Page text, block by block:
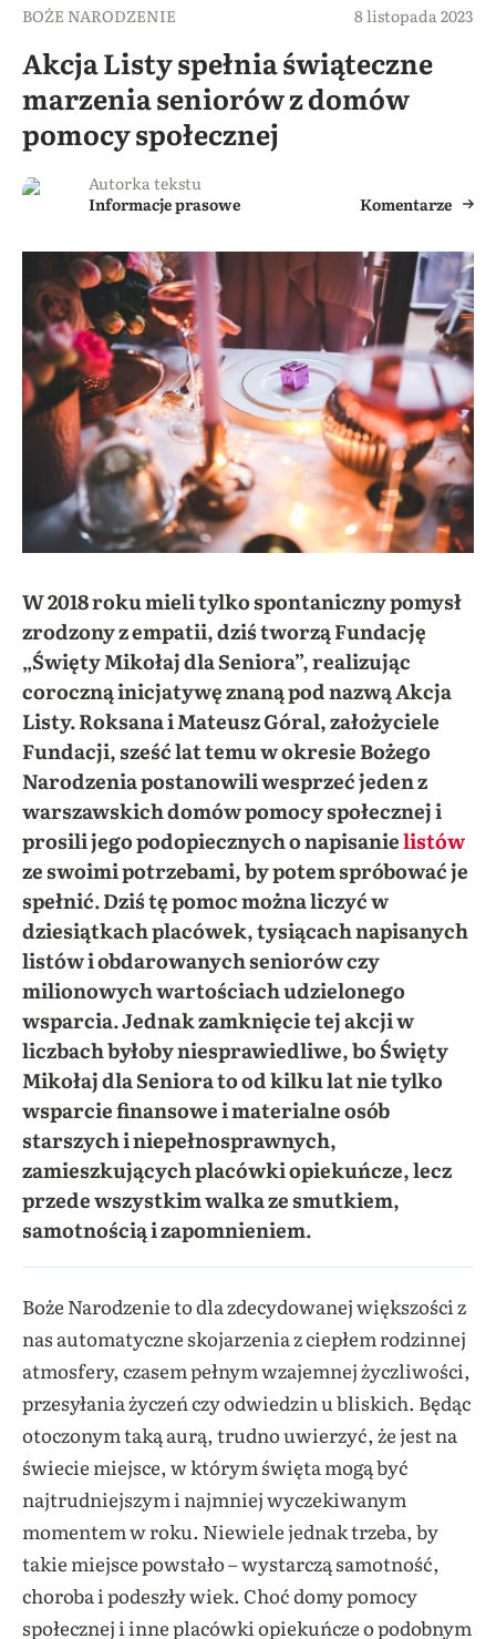
BOŻE NARODZENIE 8 listopada 2023
Akcja Listy spełnia świąteczne
marzenia seniorów z domów
pomocy społecznej
Autorka tekstu
Informacje prasowe
Komentarze
W 2018 roku mieli tylko spontaniczny pomysł
zrodzony z empatii, dziś tworzą Fundację
„Święty Mikołaj dla Seniora”, realizując
coroczną inicjatywę znaną pod nazwą Akcja
Listy. Roksana i Mateusz Góral, założyciele
Fundacji, sześć lat temu w okresie Bożego
Narodzenia postanowili wesprzeć jeden z
warszawskich domów pomocy społecznej i
prosili jego podopiecznych o napisanielistów
ze swoimi potrzebami, by potem spróbować je
spełnić. Dziś tę pomoc można liczyć w
dziesiątkach placówek, tysiącach napisanych
listów i obdarowanych seniorów czy
milionowych wartościach udzielonego
wsparcia. Jednak zamknięcie tej akcji w
liczbach byłoby niesprawiedliwe, bo Święty
Mikołaj dla Seniora to od kilku lat nie tylko
wsparcie finansowe i materialne osób
starszych i niepełnosprawnych,
zamieszkujących placówki opiekuńcze, lecz
przede wszystkim walka ze smutkiem,
samotnością i zapomnieniem.
Boże Narodzenie to dla zdecydowanej większości z
nas automatyczne skojarzenia z ciepłem rodzinnej
atmosfery, czasem pełnym wzajemnej życzliwości,
przesyłania życzeń czy odwiedzin u bliskich. Będąc
otoczonym taką aurą, trudno uwierzyć, że jest na
świecie miejsce, w którym święta mogą być
najtrudniejszym i najmniej wyczekiwanym
momentem w roku. Niewiele jednak trzeba, by
takie miejsce powstało – wystarczą samotność,
choroba i podeszły wiek. Choć domy pomocy
społecznej i inne placówki opiekuńcze o podobnym